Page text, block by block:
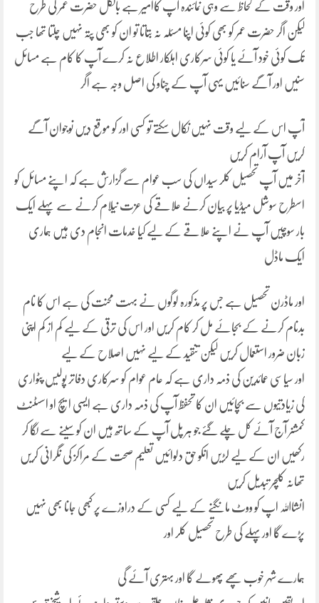
اور وقت کے لحاظ سے وہی نمائندہ آپ کاامیر ہے بالکل حضرت عمر کی طرح
لیکن اگر حضرت عمر کو بھی کوئی اپنا مسئلہ نہ بتاتا تو ان کو بھی پتہ نہیں چلتا تھا جب
تک کوئی خود آئے یا کوئی سرکاری اہلکار اطلاع نہ کرے آپ کا کام ہے مسائل
سنیں اور آگے سنائیں یہی آپ کے چناو کی اصل وجہ ہے اگر
آپ اس کے لیے وقت نہیں نکال سکتے تو کسی اور کو موقع دیں نوجوان آگے
کریں آپ آرام کریں
آخر میں آپ تحصیل کلر سیداں کی سب عوام سے گزارش ہے کہ اپنے مسائل کو
اسطرح سوشل میڈیا پر بیان کرنے علاقے کی عزت نیلام کرنے سے پہلے ایک
بار سوچیں آپ نے اپنے علاقے کے لیے کیا خدمات انجام دی ہیں ہماری
ایک ماڈل
اور ماڈرن تحصیل ہے جس پر مذکورہ لوگوں نے بہت محنت کی ہے اس کا نام
بدنام کرنے کے بجائے مل کر کام کریں اور اس کی ترقی کے لیے کم از کم اپنی
زبان ضرور استعمال کریں لیکن تنقید کے لیے نہیں اصلاح کے لیے
اور سیاسی عمائدین کی ذمہ داری ہے کہ عام عوام کو سرکاری دفاتر پولیس پٹواری
کی زیادتیوں سے بچائیں ان کا تحفظ آپ کی ذمہ داری ہے ایسی ایچ او اسسٹنٹ
کمشنر آج آئے کل چلے گئے جو ہر پل آپ کے ساتھ ہیں ان کو سینے سے لگا کر
رکھیں ان کے لیے لڑیں انکو حق دلوائیں تعلیم صحت کے مراکز کی نگرانی کریں
تھانہ کلچر تبدیل کریں
انشااللہ اپ کو ووٹ مانگنے کے لیے کسی کے دراوزے پر کبھی جانا بھی نہیں
پڑے گا اورپہلے کی طرح تحصیل کلر اور
ہمارے شہر خوب پھے پھولے گا اور بہتری آئے گی